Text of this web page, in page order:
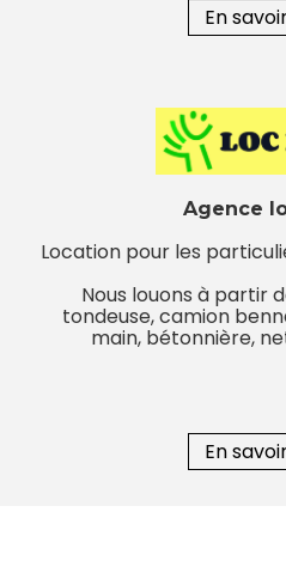
En
Agence
Location pour les
Nous louons à partir
tondeuse, camion
main, bétonnière,
En